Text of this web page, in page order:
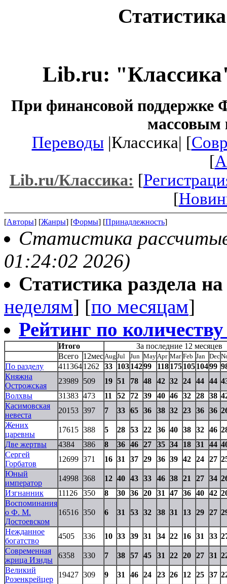
Lib.ru:
При финансовой поддержке
массовым
Переводы|Классика| [
[
Lib.ru/Классика: [
[
[Авторы] [Жанры] [Формы] [Принадлежность]
Статистика
01:24:02 2026)
Статистика раздела
неделям] [по месяцам]
Рейтинг по
Итого
За последние 12 месяцев
Всего 12мес Aug Jul Jun May Apr Mar Feb Jan Dec
По разделу 4113641262 33 10314299 11817510510499
Княжна
Острожская
23989 509 19 51 78 48 42 32 24 44 44
Волхвы
31383 473 11 52 72 39 40 46 32 28 38
Касимовская
невеста
20153 397 7 33 65 36 38 32 23 36 36
Жених
царевны
17615 388 5 28 53 22 36 40 38 32 46
Две жертвы
4384 386 8 36 46 27 35 34 18 31 44
Сергей
Горбатов
12699 371 16 31 37 29 36 39 42 24 27
Юный
император
14998 368 12 40 43 33 46 38 21 27 34
Изгнанник
11126 350 8 30 36 20 31 47 36 40 42
Воспоминания
о Ф. М.
Достоевском
16516 350 6 31 53 32 38 31 13 29 27
Нежданное
богатство
4505 336 10 33 39 31 34 22 16 31 33
Современная
жрица Изиды
6358 330 7 38 57 45 31 22 20 27 31
Великий
Розенкрейцер
19427 309 9 31 46 24 23 26 12 25 37